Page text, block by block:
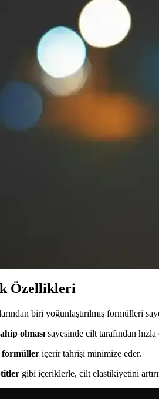
korumak için kritik bir adımdır. Micellar
Önlemenin Etkili
kırışıklıkların oluşumunu
ve Bakım Trendleri:
bölgede yaşlanma belirtilerini
Önleyici Ürünler: Güncel
asit ve kafein içeren ürünler,
önemli bir detaydır. Modern
Özellikleri
biri yoğunlaştırılmış formülleri
olması sayesinde cilt tarafından
formüller içerir tahrişi minimize eder.
gibi içeriklerle, cilt elastikiyetini